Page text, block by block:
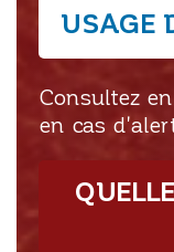
USAGE
Consultez
en cas